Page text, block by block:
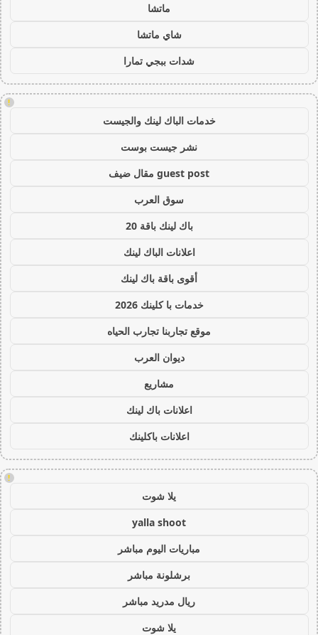
ماتشا
شاي ماتشا
شدات ببجي تمارا
!
خدمات الباك لينك والجيست
نشر جيست بوست
guest post مقال ضيف
سوق العرب
باك لينك باقة 20
اعلانات الباك لينك
أقوى باقة باك لينك
خدمات با كلينك 2026
موقع تجاربنا تجارب الحياه
ديوان العرب
مشاريع
اعلانات باك لينك
اعلانات باكلينك
!
يلا شوت
yalla shoot
مباريات اليوم مباشر
برشلونة مباشر
ريال مدريد مباشر
يلا شوت